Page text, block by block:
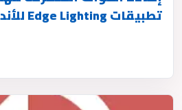
تطبيقات Edge Lighting للأندرويد